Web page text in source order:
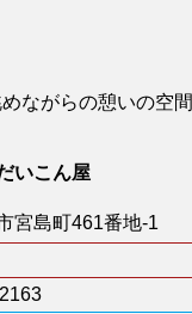
ながらの憩いの空間
いこん屋
宮島町461番地-1